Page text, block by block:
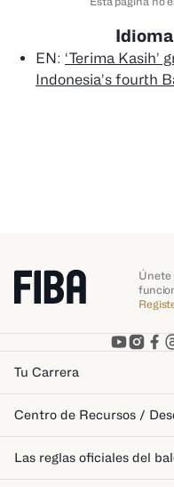
EN: ‘Terima
Indonesia’s fourth
Únete
Tu Carrera
Centro de Recursos /
Las reglas oficiales del